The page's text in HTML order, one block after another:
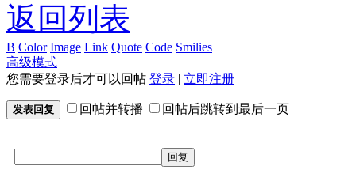
返回列表
B Color Image Link Quote Code Smilies
高级模式
您需要登录后才可以回帖 登录 | 立即注册
发表回复 回帖并转播 回帖后跳转到最后一页
回复